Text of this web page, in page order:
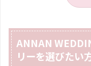
ANNAN
リーを選びたい